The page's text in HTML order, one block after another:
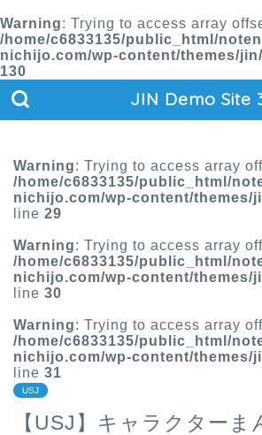
Warning: Trying to access array
/home/c6833135/public_html/
nichijo.com/wp-content/themes/
130
JIN Demo Site
Warning: Trying to access array
/home/c6833135/public_html/
nichijo.com/wp-content/themes/
line 29
Warning: Trying to access array
/home/c6833135/public_html/
nichijo.com/wp-content/themes/
line 30
Warning: Trying to access array
/home/c6833135/public_html/
nichijo.com/wp-content/themes/
line 31
USJ
【USJ】キャラクターま